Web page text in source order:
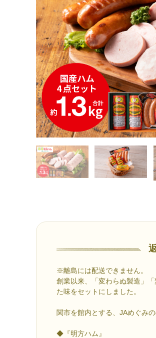
※離島には配送できません。
創業以来、「変わらぬ製造」
た味をセットにしました。
関市を館内とする、JAめぐみの
◆『明方ハム』